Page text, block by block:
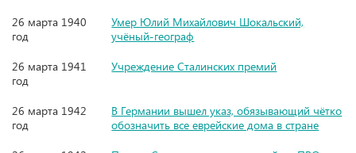
26 марта 1940
год
Умер Юлий Михайлович Шокальский,
учёный-географ
26 марта 1941
год
Учреждение Сталинских премий
26 марта 1942
год
В Германии вышел указ, обязывающий чётко
обозначить все еврейские дома в стране